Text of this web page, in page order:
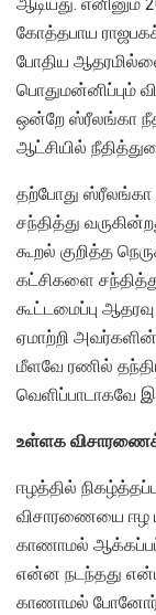
கோத்தபாய
போதிய
பொதுமன்னிப்பும்
ஒன்றே ஸ்ரீலங்கா
ஆட்சியில்
தற்போது ஸ்ரீலங்கா
சந்தித்து
கூறல் குறித்த
கட்சிகளை
கூட்டமைப்பு
ஏமாற்றி
மீளவே ரணில்
வெளிப்பாடாகவே
உள்ளக
ஈழத்தில்
விசாரணையை ஈழ
காணாமல்
என்ன நடந்தது
காணாமல் போனோர்